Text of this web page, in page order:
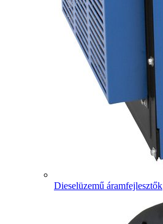
Dieselüzemű áramfejlesztők